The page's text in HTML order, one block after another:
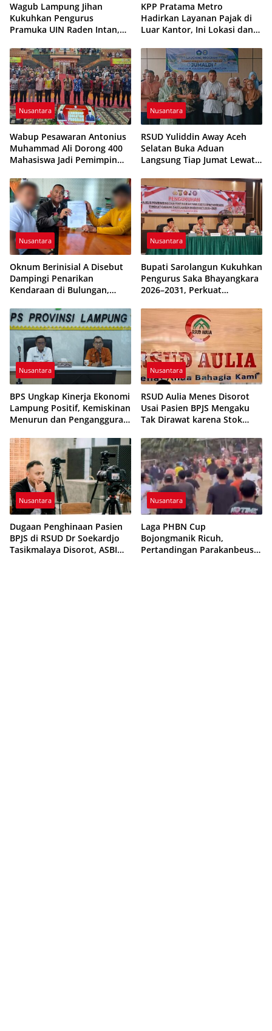
Wagub Lampung Jihan
Kukuhkan Pengurus
Pramuka UIN Raden Intan,
Karakter Generasi Muda
KPP Pratama Metro
Hadirkan Layanan Pajak di
Luar Kantor, Ini Lokasi dan
Nusantara
Wabup Pesawaran Antonius
Muhammad Ali Dorong 400
Mahasiswa Jadi Pemimpin
Nusantara
RSUD Yuliddin Away Aceh
Selatan Buka Aduan
Langsung Tiap Jumat Lewat
Nusantara
Oknum Berinisial A Disebut
Dampingi Penarikan
Kendaraan di Bulungan,
Nusantara
Bupati Sarolangun Kukuhkan
Pengurus Saka Bhayangkara
2026–2031, Perkuat
Generasi Muda
Nusantara
BPS Ungkap Kinerja Ekonomi
Lampung Positif, Kemiskinan
Menurun dan Pengangguran
Nusantara
RSUD Aulia Menes Disorot
Usai Pasien BPJS Mengaku
Tak Dirawat karena Stok
Nusantara
Dugaan Penghinaan Pasien
BPJS di RSUD Dr Soekardjo
Tasikmalaya Disorot, ASBI
Nusantara
Laga PHBN Cup
Bojongmanik Ricuh,
Pertandingan Parakanbeusi